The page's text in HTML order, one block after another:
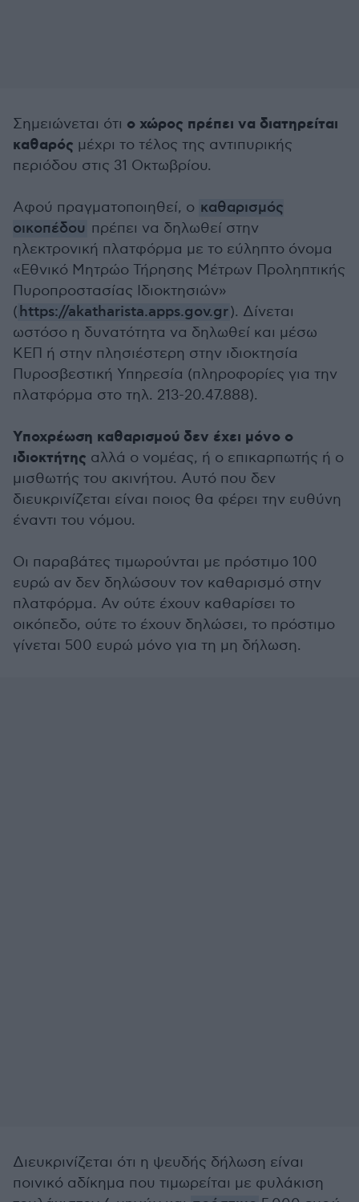
Σημειώνεται ότι ο χώρος πρέπει να διατηρείται
καθαρός μέχρι το τέλος της αντιπυρικής
περιόδου στις 31 Οκτωβρίου.
Αφού πραγματοποιηθεί, ο καθαρισμός
οικοπέδου πρέπει να δηλωθεί στην
ηλεκτρονική πλατφόρμα με το εύληπτο όνομα
«Εθνικό Μητρώο Τήρησης Μέτρων Προληπτικής
Πυροπροστασίας Ιδιοκτησιών»
(https://akatharista.apps.gov.gr). Δίνεται
ωστόσο η δυνατότητα να δηλωθεί και μέσω
ΚΕΠ ή στην πλησιέστερη στην ιδιοκτησία
Πυροσβεστική Υπηρεσία (πληροφορίες για την
πλατφόρμα στο τηλ. 213-20.47.888).
Υποχρέωση καθαρισμού δεν έχει μόνο ο
ιδιοκτήτης αλλά ο νομέας, ή ο επικαρπωτής ή ο
μισθωτής του ακινήτου. Αυτό που δεν
διευκρινίζεται είναι ποιος θα φέρει την ευθύνη
έναντι του νόμου.
Οι παραβάτες τιμωρούνται με πρόστιμο 100
ευρώ αν δεν δηλώσουν τον καθαρισμό στην
πλατφόρμα. Αν ούτε έχουν καθαρίσει το
οικόπεδο, ούτε το έχουν δηλώσει, το πρόστιμο
γίνεται 500 ευρώ μόνο για τη μη δήλωση.
Διευκρινίζεται ότι η ψευδής δήλωση είναι
ποινικό αδίκημα που τιμωρείται με φυλάκιση